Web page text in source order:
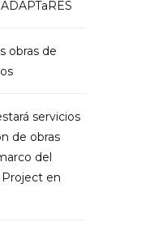
obras de
servicios
de obras
del
en